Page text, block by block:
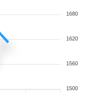
1680
1620
1560
1500